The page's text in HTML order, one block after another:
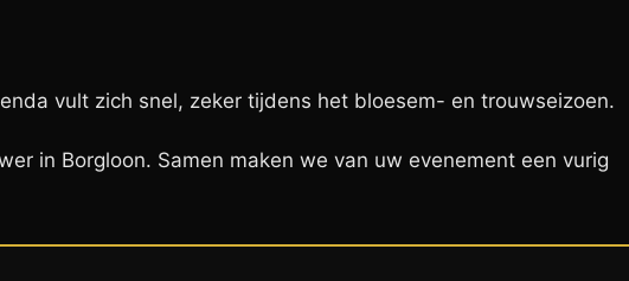
vult zich snel, zeker tijdens het bloesem- en trouwseizoen.
in Borgloon. Samen maken we van uw evenement een vurig